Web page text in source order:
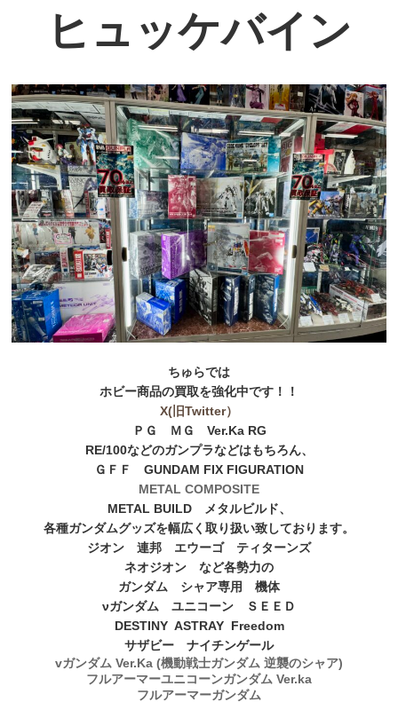
ヒュッケバイン
ちゅらでは
ホビー商品の買取を強化中です！！
X(旧Twitter）
ＰＧ ＭＧ Ver.Ka RG
RE/100などのガンプラなどはもちろん、
ＧＦＦ GUNDAM FIX FIGURATION
METAL COMPOSITE
METAL BUILD メタルビルド、
各種ガンダムグッズを幅広く取り扱い致しております。
ジオン 連邦 エウーゴ ティターンズ
ネオジオン など各勢力の
ガンダム シャア専用 機体
νガンダム ユニコーン ＳＥＥＤ
DESTINY ASTRAY Freedom
サザビー ナイチンゲール
vガンダム Ver.Ka (機動戦士ガンダム 逆襲のシャア)
フルアーマーユニコーンガンダム Ver.ka
フルアーマーガンダム